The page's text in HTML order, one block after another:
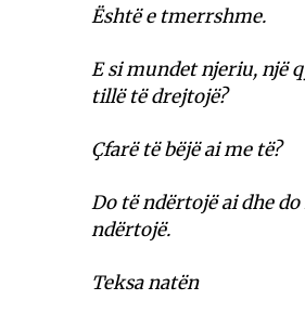
Është e tmerrshme.
E si mundet njeriu, një
tillë të drejtojë?
Çfarë të bëjë ai me të?
Do të ndërtojë ai dhe
ndërtojë.
Teksa natën